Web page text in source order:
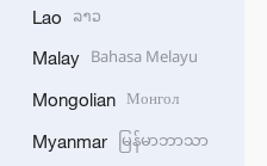
Lao ລາວ
Malay Bahasa Melayu
Mongolian Монгол
Myanmar မြန်မာဘာသာ